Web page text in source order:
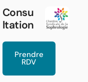
Consu
ltation
Prendre
RDV